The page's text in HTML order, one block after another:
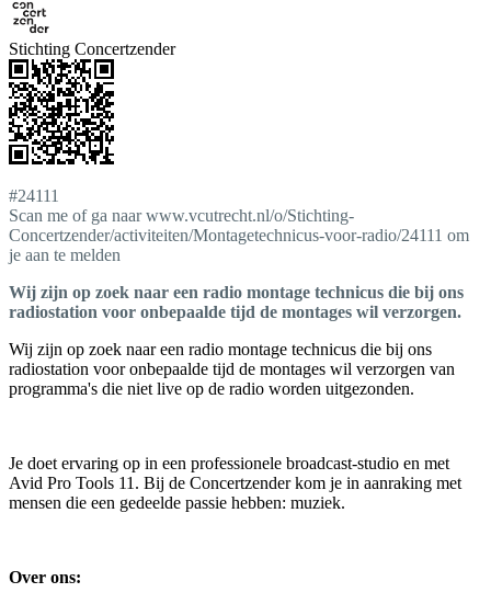
Stichting Concertzender
#24111
Scan me of ga naar www.vcutrecht.nl/o/Stichting-
Concertzender/activiteiten/Montagetechnicus-voor-radio/24111 om
je aan te melden
Wij zijn op zoek naar een radio montage technicus die bij ons
radiostation voor onbepaalde tijd de montages wil verzorgen.
Wij zijn op zoek naar een radio montage technicus die bij ons
radiostation voor onbepaalde tijd de montages wil verzorgen van
programma's die niet live op de radio worden uitgezonden.
Je doet ervaring op in een professionele broadcast-studio en met
Avid Pro Tools 11. Bij de Concertzender kom je in aanraking met
mensen die een gedeelde passie hebben: muziek.
Over ons: